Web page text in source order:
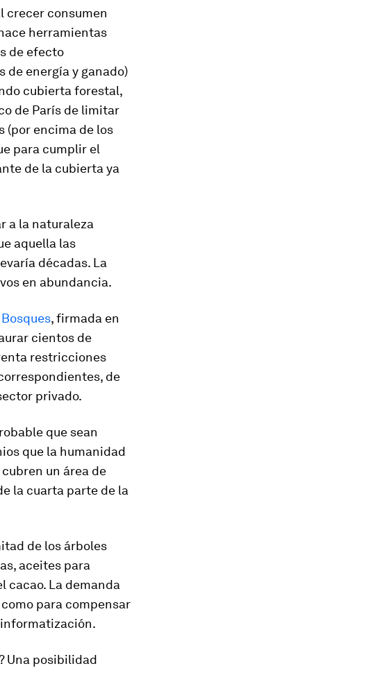
crecer consumen
herramientas
de efecto
de energía y ganado)
cubierta forestal,
de París de limitar
(por encima de los
para cumplir el
de la cubierta ya
a la naturaleza
aquella las
décadas. La
en abundancia.
, firmada en
cientos de
restricciones
de
privado.
que sean
que la humanidad
un área de
la cuarta parte de la
de los árboles
aceites para
cacao. La demanda
para compensar
Una posibilidad